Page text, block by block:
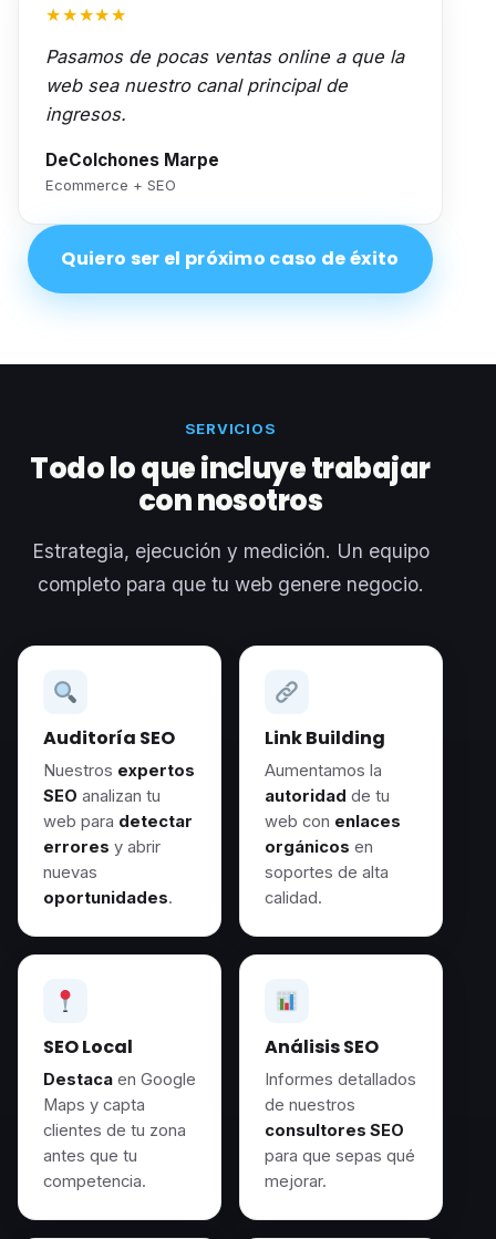
★★★★★
Pasamos de pocas ventas online a que la
web sea nuestro canal principal de
ingresos.
DeColchones Marpe
Ecommerce + SEO
Quiero ser el próximo caso de éxito
SERVICIOS
Todo lo que incluye trabajar
con nosotros
Estrategia, ejecución y medición. Un equipo
completo para que tu web genere negocio.
Auditoría SEO
Nuestros expertos
SEO analizan tu
web para detectar
errores y abrir
nuevas
oportunidades.
Link Building
Aumentamos la
autoridad de tu
web con enlaces
orgánicos en
soportes de alta
calidad.
SEO Local
Destacaen Google
Maps y capta
clientes de tu zona
antes que tu
competencia.
Análisis SEO
Informes detallados
de nuestros
consultores SEO
para que sepas qué
mejorar.